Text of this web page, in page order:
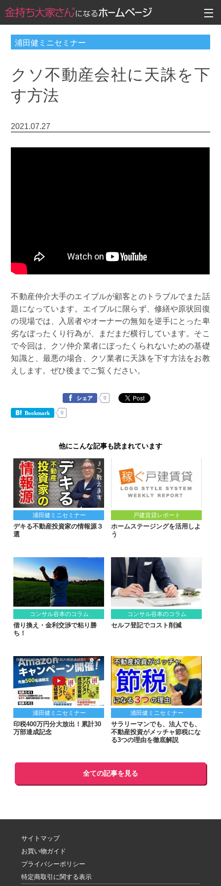
浦田健ミニセミナー
クソ不動産会社に天誅を下
す方法
2021.07.27
不動産仲介大手のエイブルが顧客とのトラブルでまた話
題になっています。エイブルに限らず、修繕や原状回復
の現場では、入居者やオーナーの無知を逆手にとった卑
劣なぼったくり行為が、まだまだ横行しています。そこ
で今回は、クソ仲介業者にぼったくられないための基礎
知識と、最悪の場合、クソ業者に天誅を下す方法をお教
えします。ぜひ後までご覧ください。
シェア 0
Bookmark 0
他にこんな記事も読まれています
浦田健ミニセミナー
デキる不動産投資家の情報源３
選
戸建賃貸レポート
ホームステージングを活用しよ
う
コンサル谷本のコラム
借り換え・金利交渉で粘り勝
ち！
コンサル谷本のコラム
セルフ登記でコスト削減
浦田健ミニセミナー
印税400万円分大放出！累計30
万部達成記念
浦田健ミニセミナー
サラリーマンでも、法人でも、
不動産投資がメッチャ節税にな
る3つの理由を徹底解説
全ての記事を見る
サイトマップ
お買い物ガイド
プライバシーポリシー
特定商取引に関する表示